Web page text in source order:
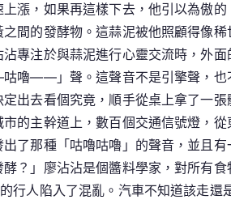
漲，如果再這樣下去，他引以為傲
間的發酵物。這蒜泥被他照顧得像
專注於與蒜泥進行心靈交流時，外
嚕——」聲。這聲音不是引擎聲，也
出去看個究竟，順手從桌上拿了一
的主幹道上，數百個交通信號燈，
了那種「咕嚕咕嚕」的聲音，並且
？」廖沾沾是個醬料學家，對所有
行人陷入了混亂。汽車不知道該走還